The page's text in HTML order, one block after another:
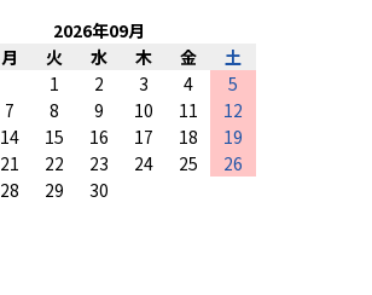
2026年09月
月 火 水 木 金
土
1
2 3 4
5
7 8 9 10 11
12
14 15 16 17 18
19
21 22 23 24 25
26
28 29
30